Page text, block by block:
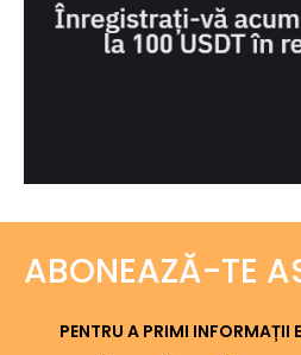
ABONEAZĂ-TE
PENTRU A PRIMI INFORMAȚII